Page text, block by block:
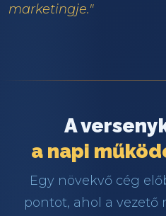
marketingje."
A
a napi
Egy növekvő cég
pontot, ahol a vezető